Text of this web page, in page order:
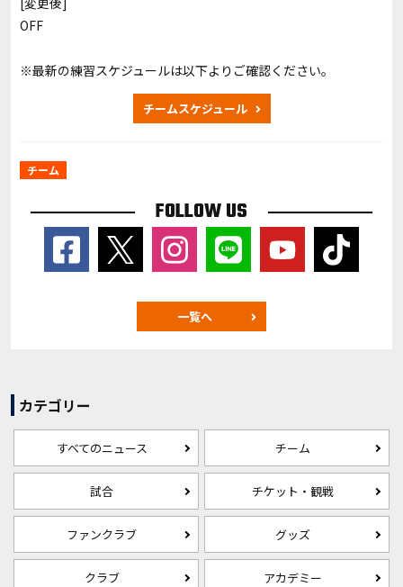
OFF
※最新の練習スケジュールは以下よりご確認ください。
チームスケジュール
チーム
FOLLOW US
一覧へ
カテゴリー
すべてのニュース チーム
試合 チケット・観戦
ファンクラブ グッズ
クラブ アカデミー